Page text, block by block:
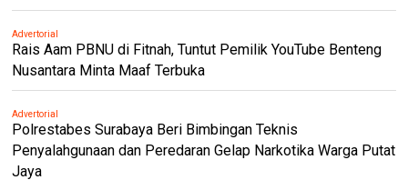
Advertorial
Rais Aam PBNU di Fitnah, Tuntut Pemilik YouTube Benteng
Nusantara Minta Maaf Terbuka
Advertorial
Polrestabes Surabaya Beri Bimbingan Teknis
Penyalahgunaan dan Peredaran Gelap Narkotika Warga Putat
Jaya